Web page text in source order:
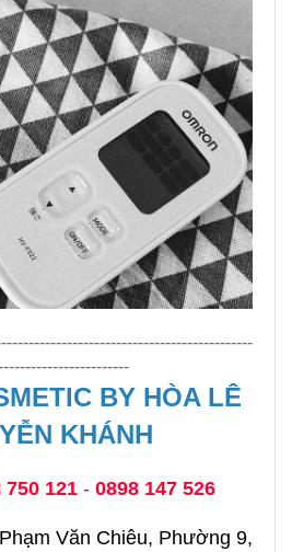
BY HÒA LÊ
KHÁNH
750 121- 0898 147 526
Văn Chiêu, Phường 9,